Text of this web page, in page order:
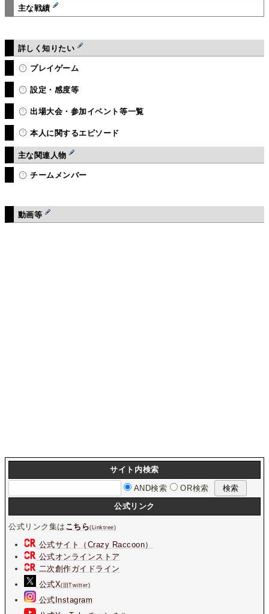
主な戦績
詳しく知りたい
プレイゲーム
設定・感度等
出場大会・参加イベント等一覧
本人に関するエピソード
主な関連人物
チームメンバー
動画等
サイト内検索
AND検索
OR検索
公式リンク
公式リンク集は こちら(Linktree)
公式サイト（Crazy Raccoon）
公式オンラインストア
二次創作ガイドライン
公式X(旧Twitter)
公式Instagram